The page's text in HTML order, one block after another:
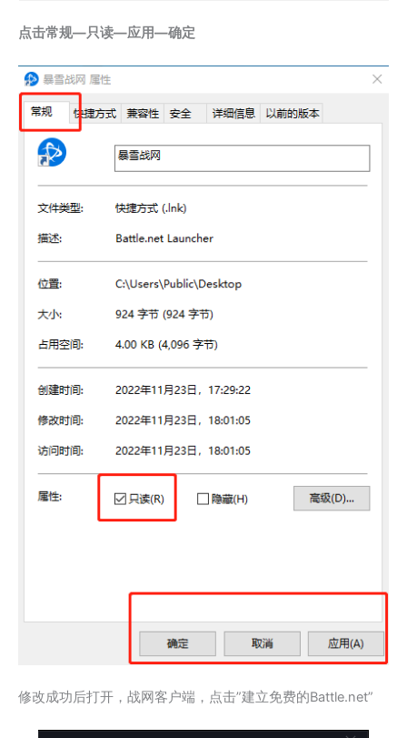
点击常规—只读—应用—确定
修改成功后打开，战网客户端，点击”建立免费的Battle.net”